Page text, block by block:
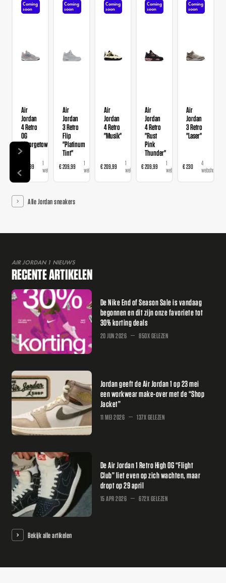
Coming
soon
Air
Jordan
4 Retro
OG
"Georgetown"
€ 209,99
1
webshop
Coming
soon
Air
Jordan
3 Retro
Flip
"Platinum
Tint"
€ 209,99
1
webshop
Coming
soon
Air
Jordan
4 Retro
"Musik"
€ 209,99
1
webshop
Coming
soon
Air
Jordan
4 Retro
"Rust
Pink
Thunder"
€ 209,99
1
webshop
Coming
soon
Air
Jordan
3 Retro
"Laser"
€ 230
4
webshops
Alle Jordan sneakers
AIR JORDAN 1 NIEUWS
RECENTE ARTIKELEN
De Nike End of Season Sale is vandaag
begonnen en dit zijn onze favoriete tot
30% korting deals
20 JUN 2026 850X GELEZEN
Jordan geeft de Air Jordan 1 op 23 mei
een workwear make-over met de “Shop
Jacket”
11 MEI 2026 137X GELEZEN
De Air Jordan 1 Retro High OG “Flight
Club” liet even op zich wachten, maar
dropt op 29 april
15 APR 2026 672X GELEZEN
Bekijk alle artikelen